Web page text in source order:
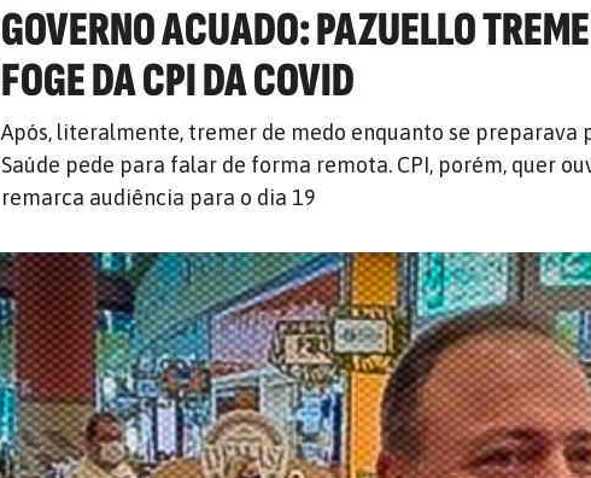
GOVERNO ACUADO: PAZUELLO
FOGE DA CPI DA COVID
Após, literalmente, tremer de medo enquanto se preparava
Saúde pede para falar de forma remota. CPI, porém, quer
remarca audiência para o dia 19